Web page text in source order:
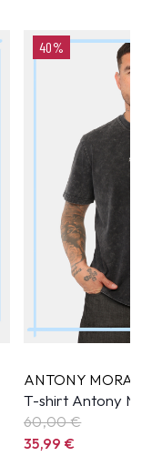
40%
ANTONY MORATO
T-shirt Antony
60,00 €
35,99€